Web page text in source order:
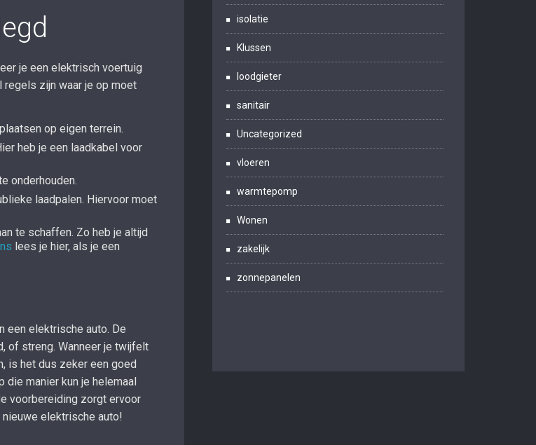
je een elektrisch voertuig
regels zijn waar je op moet
op eigen terrein.
heb je een laadkabel voor
onderhouden.
laadpalen. Hiervoor moet
te schaffen. Zo heb je altijd
lees je hier, als je een
een elektrische auto. De
of streng. Wanneer je twijfelt
is het dus zeker een goed
manier kun je helemaal
voorbereiding zorgt ervoor
elektrische auto!
isolatie
Klussen
loodgieter
sanitair
Uncategorized
vloeren
warmtepomp
Wonen
zakelijk
zonnepanelen